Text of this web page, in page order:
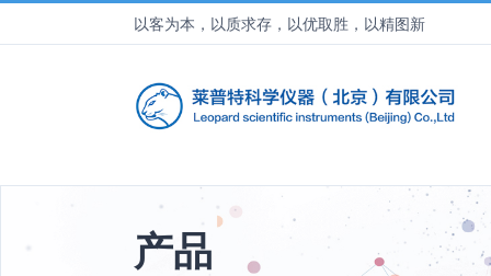
以客为本，以质求存，以优取胜，以精图新
产品